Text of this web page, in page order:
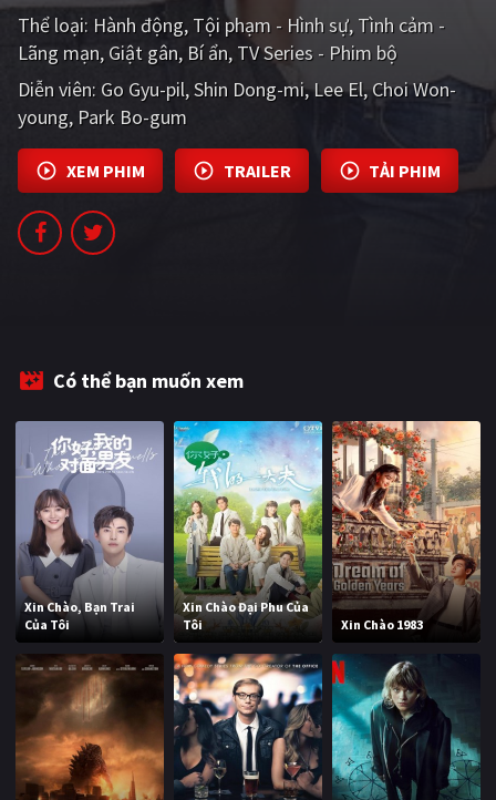
PHIM MỚI
PHIM BỘ
PHIM LẺ
TUYỂN TẬP PHIM
BLOG
Thể loại: Hành động Tội phạm - Hình sự Tình cảm -
Lãng mạn Giật gân Bí ẩn TV Series - Phim bộ
Diễn viên: Go Gyu-pil Shin Dong-mi Lee El Choi Won-
young Park Bo-gum
XEM PHIM TRAILER TẢI PHIM
Có thể bạn muốn xem
Xin Chào, Bạn Trai
Của Tôi
Xin Chào Đại Phu Của
Tôi
Xin Chào 1983